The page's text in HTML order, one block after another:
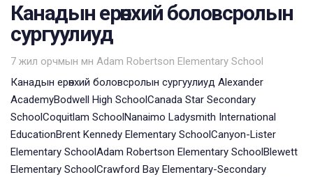
Канадын ерөнхий боловсролын
сургуулиуд
7 жил орчмын өмнө
Tags
Adam Robertson Elementary School
Канадын ерөнхий боловсролын сургуулиуд Alexander
AcademyBodwell High SchoolCanada Star Secondary
SchoolCoquitlam SchoolNanaimo Ladysmith International
EducationBrent Kennedy Elementary SchoolCanyon-Lister
Elementary SchoolAdam Robertson Elementary SchoolBlewett
Elementary SchoolCrawford Bay Elementary-Secondary